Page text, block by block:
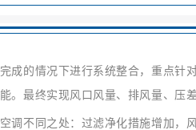
的情况下进行系统整合，重点针对
。最终实现风口风量、排风量、压
不同之处：过滤净化措施增加，风